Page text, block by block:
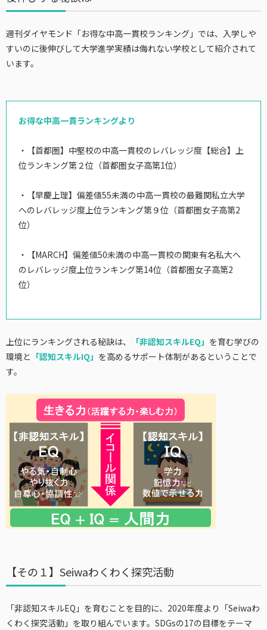
週刊ダイヤモンド「お得な中高一貫校ランキング」では、入学しや
すいのに後伸びして大学進学実績は侮れない学校として紹介されて
います。
お得な中高一貫ランキングより
・【首都圏】中堅校の中高一貫校のレバレッジ度【総合】上
位ランキング第２位（首都圏女子高第1位）
・【早慶上理】偏差値55未満の中高一貫校の最難関私立大学
へのレバレッジ度上位ランキング第９位（首都圏女子高第2
位）
・【MARCH】偏差値50未満の中高一貫校の関東有名私大へ
のレバレッジ度上位ランキング第14位（首都圏女子高第2
位）
上位にランキングされる秘訣は、 「非認知スキルEQ」 を育む学びの
環境と 「認知スキルIQ」 を高めるサポート体制があるということで
す。
【その１】Seiwaわくわく探究活動
「非認知スキルEQ」を育むことを目的に、2020年度より「Seiwaわ
くわく探究活動」を取り組んでいます。SDGsの17の目標をテーマ